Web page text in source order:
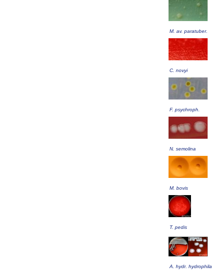
M. av. paratuber.
C. novyi
F. psychroph.
N. semolina
M. bovis
T. pedis
A. hydr. hydrophila